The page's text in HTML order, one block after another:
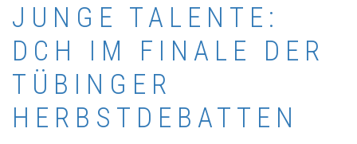
JUNGE TALENTE:
DCH IM FINALE DER
TÜBINGER
HERBSTDEBATTEN